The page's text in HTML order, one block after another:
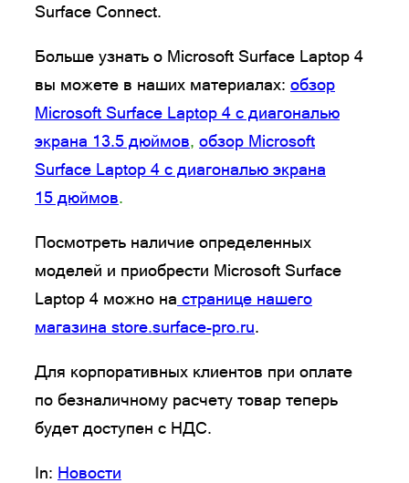
Surface Connect.
Больше узнать о Microsoft Surface Laptop 4
вы можете в наших материалах: обзор
Microsoft Surface Laptop 4 с диагональю
экрана 13.5 дюймов, обзор Microsoft
Surface Laptop 4 с диагональю экрана
15 дюймов.
Посмотреть наличие определенных
моделей и приобрести Microsoft Surface
Laptop 4 можно на странице нашего
магазина store.surface-pro.ru.
Для корпоративных клиентов при оплате
по безналичному расчету товар теперь
будет доступен с НДС.
In: Новости